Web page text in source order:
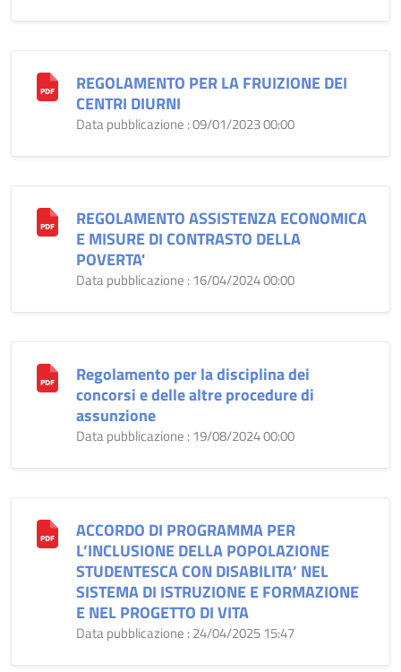
REGOLAMENTO PER LA FRUIZIONE DEI
CENTRI DIURNI
Data pubblicazione : 09/01/2023 00:00
REGOLAMENTO ASSISTENZA ECONOMICA
E MISURE DI CONTRASTO DELLA
POVERTA'
Data pubblicazione : 16/04/2024 00:00
Regolamento per la disciplina dei
concorsi e delle altre procedure di
assunzione
Data pubblicazione : 19/08/2024 00:00
ACCORDO DI PROGRAMMA PER
L’INCLUSIONE DELLA POPOLAZIONE
STUDENTESCA CON DISABILITA’ NEL
SISTEMA DI ISTRUZIONE E FORMAZIONE
E NEL PROGETTO DI VITA
Data pubblicazione : 24/04/2025 15:47